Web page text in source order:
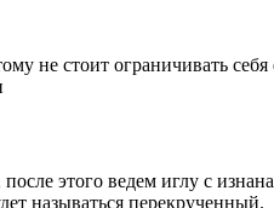
не стоит ограничивать себя
этого ведем иглу с
называться перекрученный.